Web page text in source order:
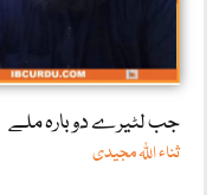
جب لٹیرے دوبارہ ملے
ثناء اللّٰہ مجیدی